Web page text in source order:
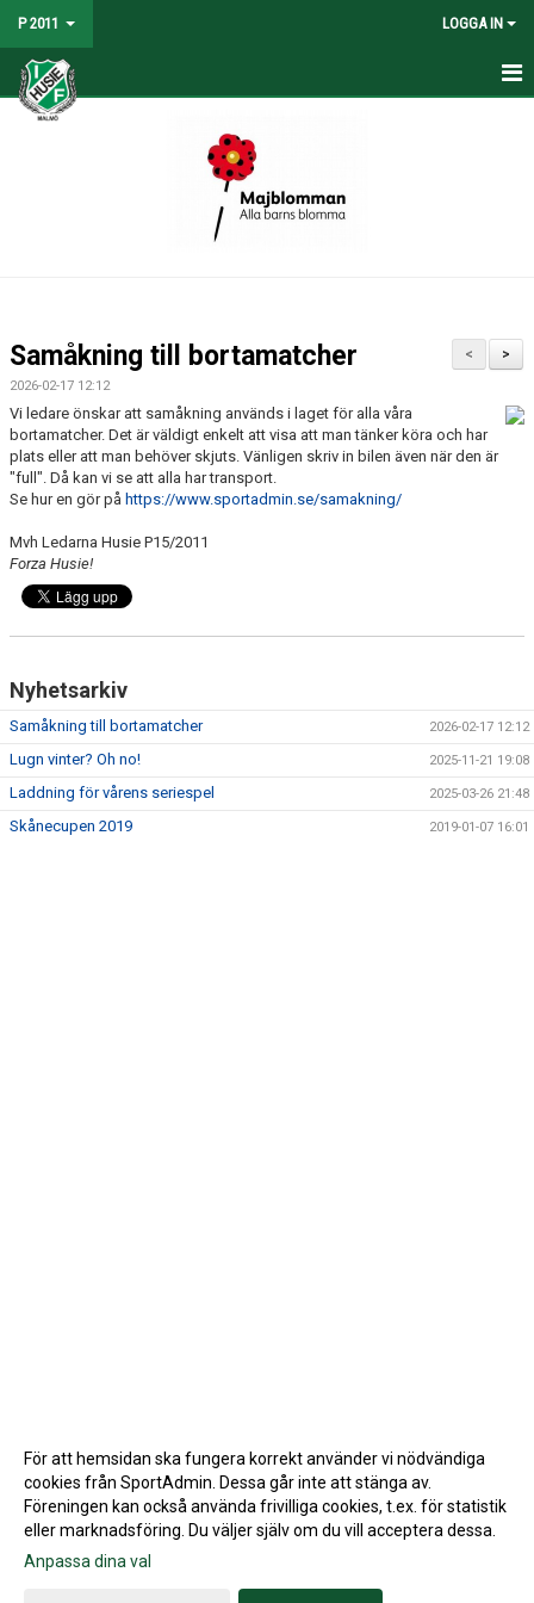
P 2011 LOGGA IN
HEM
BILDGALLERI
DOKUMENT
KONTAKT
>
<
Samåkning till bortamatcher
2026-02-17 12:12
Vi ledare önskar att samåkning används i laget för alla våra
bortamatcher. Det är väldigt enkelt att visa att man tänker köra och har
plats eller att man behöver skjuts. Vänligen skriv in bilen även när den är
"full". Då kan vi se att alla har transport.
Se hur en gör på https://www.sportadmin.se/samakning/
Mvh Ledarna Husie P15/2011
Forza Husie!
Nyhetsarkiv
Samåkning till bortamatcher 2026-02-17 12:12
Lugn vinter? Oh no! 2025-11-21 19:08
Laddning för vårens seriespel 2025-03-26 21:48
Skånecupen 2019 2019-01-07 16:01
Gå till Webbversion
För att hemsidan ska fungera korrekt använder vi nödvändiga
cookies från SportAdmin. Dessa går inte att stänga av.
Föreningen kan också använda frivilliga cookies, t.ex. för statistik
eller marknadsföring. Du väljer själv om du vill acceptera dessa.
Anpassa dina val